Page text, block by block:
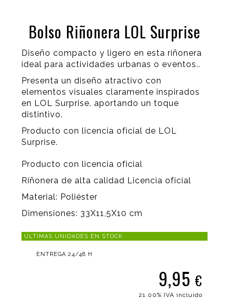
Bolso Riñonera LOL Surprise
Diseño compacto y ligero en esta riñonera
ideal para actividades urbanas o eventos..
Presenta un diseño atractivo con
elementos visuales claramente inspirados
en LOL Surprise, aportando un toque
distintivo.
Producto con licencia oficial de LOL
Surprise.
Producto con licencia oficial
Riñonera de alta calidad Licencia oficial
Material: Poliéster
Dimensiones: 33X11,5X10 cm
ÚLTIMAS UNIDADES EN STOCK
ENTREGA 24/48 H
9,95 €
21.00% IVA incluido